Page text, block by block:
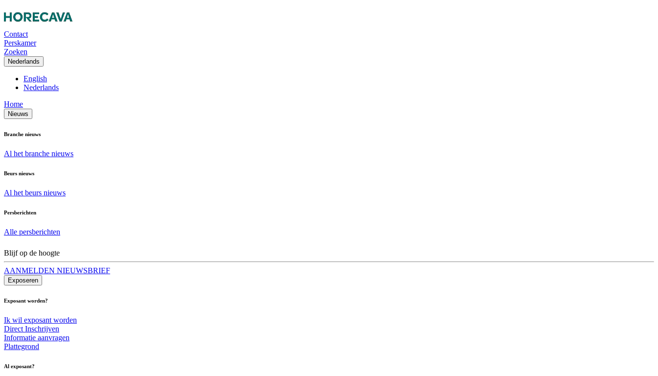
Contact
Perskamer
Zoeken
Nederlands
English
Nederlands
Home
Nieuws
Branche nieuws
Al het branche nieuws
Beurs nieuws
Al het beurs nieuws
Persberichten
Alle persberichten
Blijf op de hoogte
AANMELDEN NIEUWSBRIEF
Exposeren
Exposant worden?
Ik wil exposant worden
Direct Inschrijven
Informatie aanvragen
Plattegrond
Al exposant?